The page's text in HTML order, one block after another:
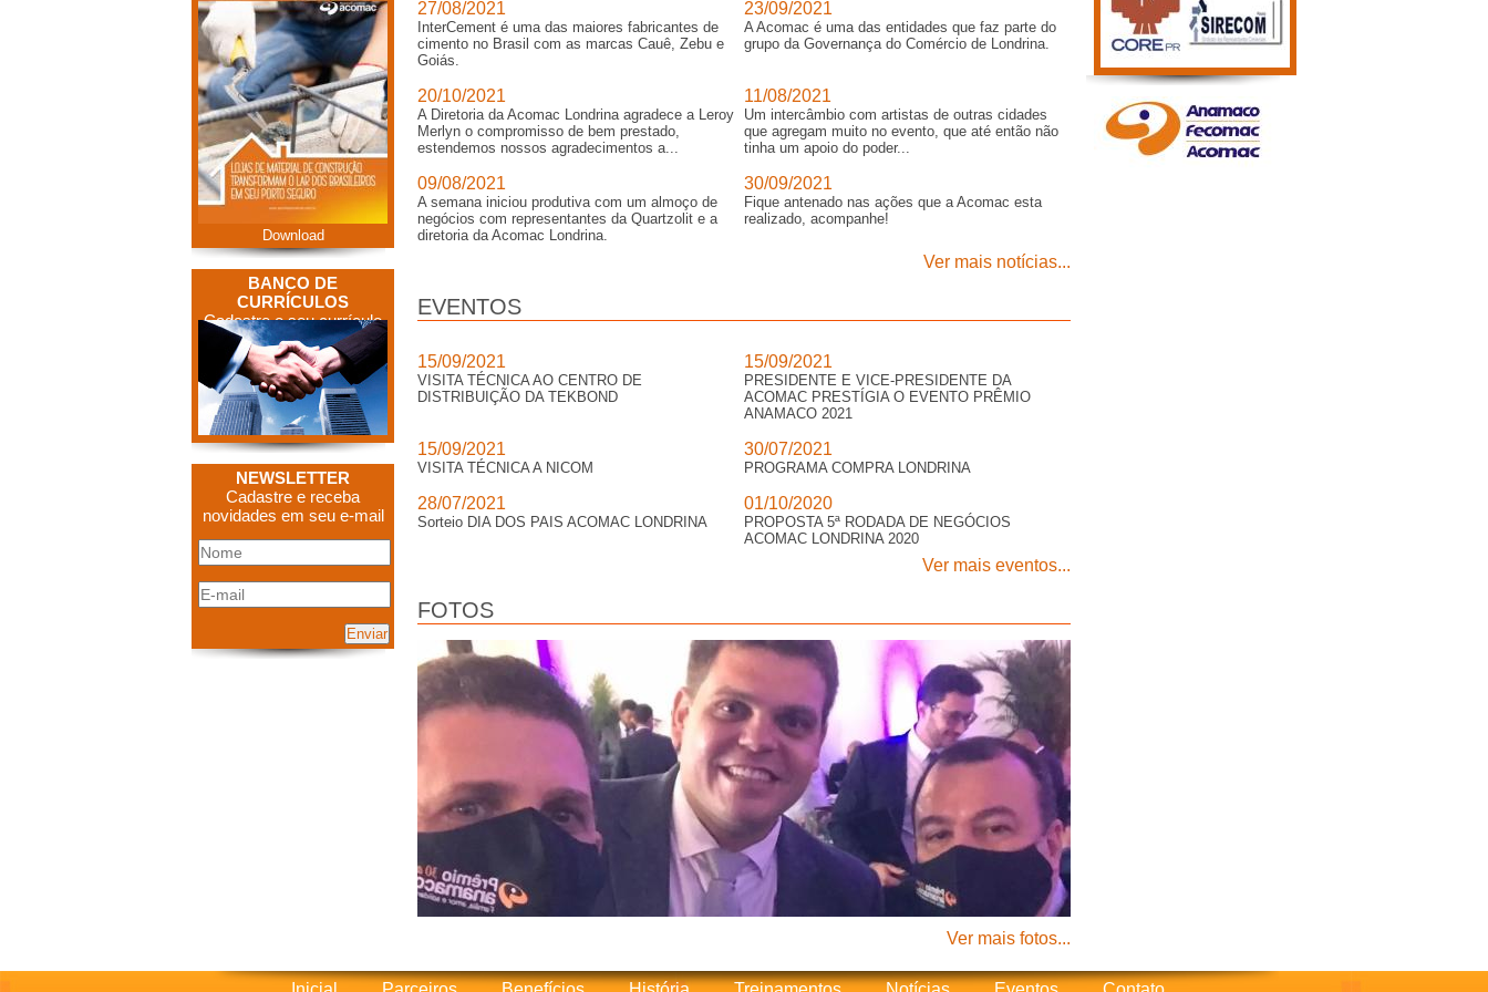
Download
BANCO DE
CURRÍCULOS
Cadastre o seu currículo
NEWSLETTER
Cadastre e receba
novidades em seu e-mail
Enviar
27/08/2021
InterCement é uma das maiores fabricantes de
cimento no Brasil com as marcas Cauê, Zebu e
Goiás.
23/09/2021
A Acomac é uma das entidades que faz parte do
grupo da Governança do Comércio de Londrina.
20/10/2021
A Diretoria da Acomac Londrina agradece a Leroy
Merlyn o compromisso de bem prestado,
estendemos nossos agradecimentos a...
11/08/2021
Um intercâmbio com artistas de outras cidades
que agregam muito no evento, que até então não
tinha um apoio do poder...
09/08/2021
A semana iniciou produtiva com um almoço de
negócios com representantes da Quartzolit e a
diretoria da Acomac Londrina.
30/09/2021
Fique antenado nas ações que a Acomac esta
realizado, acompanhe!
Ver mais notícias...
EVENTOS
15/09/2021
VISITA TÉCNICA AO CENTRO DE
DISTRIBUIÇÃO DA TEKBOND
15/09/2021
PRESIDENTE E VICE-PRESIDENTE DA
ACOMAC PRESTÍGIA O EVENTO PRÊMIO
ANAMACO 2021
15/09/2021
VISITA TÉCNICA A NICOM
30/07/2021
PROGRAMA COMPRA LONDRINA
28/07/2021
Sorteio DIA DOS PAIS ACOMAC LONDRINA
01/10/2020
PROPOSTA 5ª RODADA DE NEGÓCIOS
ACOMAC LONDRINA 2020
Ver mais eventos...
FOTOS
Ver mais fotos...